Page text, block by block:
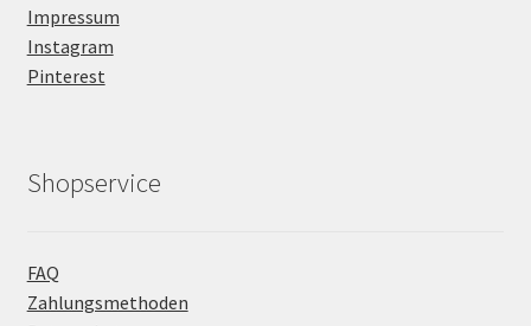
Impressum
Instagram
Pinterest
Shopservice
FAQ
Zahlungsmethoden